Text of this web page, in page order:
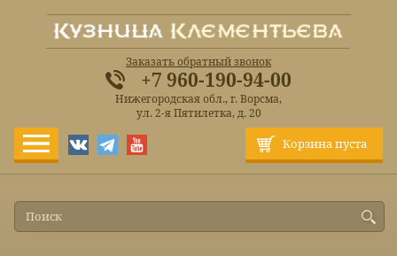
Корзина пуста
Заказать обратный звонок
+7 960-190-94-00
Нижегородская обл., г. Ворсма,
ул. 2-я Пятилетка, д. 20